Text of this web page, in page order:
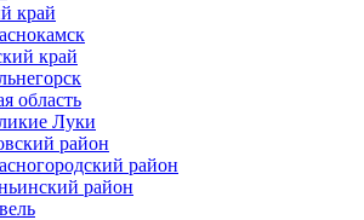
край
край
область
Луки
район
район
район